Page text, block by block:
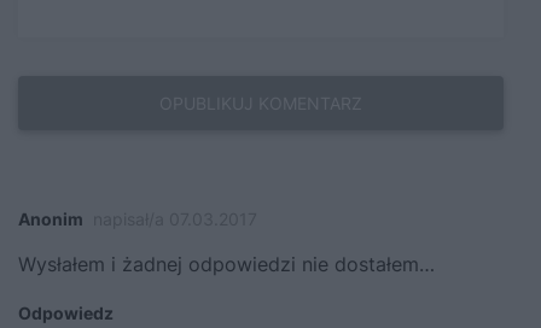
Anonim
Wysłałem i żadnej odpowiedzi nie dostałem…
Odpowiedz